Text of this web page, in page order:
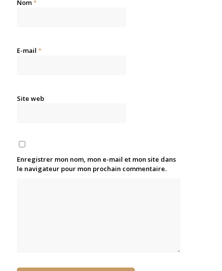
Nom*
E-mail *
Site web
Enregistrer mon nom, mon e-mail et mon site dans
le navigateur pour mon prochain commentaire.